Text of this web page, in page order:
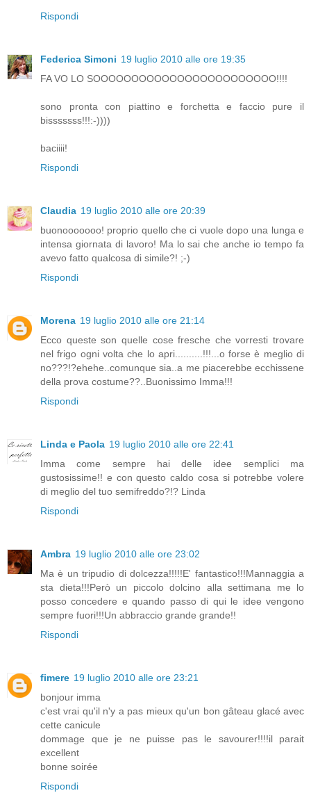
Rispondi
Federica Simoni 19 luglio 2010 alle ore 19:35
FA VO LO SOOOOOOOOOOOOOOOOOOOOOOOO!!!!
sono pronta con piattino e forchetta e faccio pure il
bisssssss!!!:-))))
baciiii!
Rispondi
Claudia 19 luglio 2010 alle ore 20:39
buonooooooo! proprio quello che ci vuole dopo una lunga e
intensa giornata di lavoro! Ma lo sai che anche io tempo fa
avevo fatto qualcosa di simile?! ;-)
Rispondi
Morena 19 luglio 2010 alle ore 21:14
Ecco queste son quelle cose fresche che vorresti trovare
nel frigo ogni volta che lo apri..........!!!...o forse è meglio di
no???!?ehehe..comunque sia..a me piacerebbe ecchissene
della prova costume??..Buonissimo Imma!!!
Rispondi
Linda e Paola 19 luglio 2010 alle ore 22:41
Imma come sempre hai delle idee semplici ma
gustosissime!! e con questo caldo cosa si potrebbe volere
di meglio del tuo semifreddo?!? Linda
Rispondi
Ambra 19 luglio 2010 alle ore 23:02
Ma è un tripudio di dolcezza!!!!!E' fantastico!!!Mannaggia a
sta dieta!!!Però un piccolo dolcino alla settimana me lo
posso concedere e quando passo di qui le idee vengono
sempre fuori!!!Un abbraccio grande grande!!
Rispondi
fimere 19 luglio 2010 alle ore 23:21
bonjour imma
c'est vrai qu'il n'y a pas mieux qu'un bon gâteau glacé avec
cette canicule
dommage que je ne puisse pas le savourer!!!!il parait
excellent
bonne soirée
Rispondi